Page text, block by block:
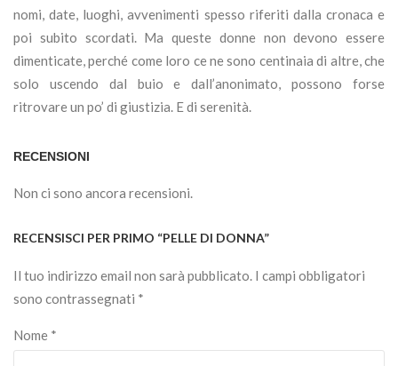
nomi, date, luoghi, avvenimenti spesso riferiti dalla cronaca e
poi subito scordati. Ma queste donne non devono essere
dimenticate, perché come loro ce ne sono centinaia di altre, che
solo uscendo dal buio e dall’anonimato, possono forse
ritrovare un po’ di giustizia. E di serenità.
RECENSIONI
Non ci sono ancora recensioni.
RECENSISCI PER PRIMO “PELLE DI DONNA”
Il tuo indirizzo email non sarà pubblicato. I campi obbligatori
sono contrassegnati *
Nome *